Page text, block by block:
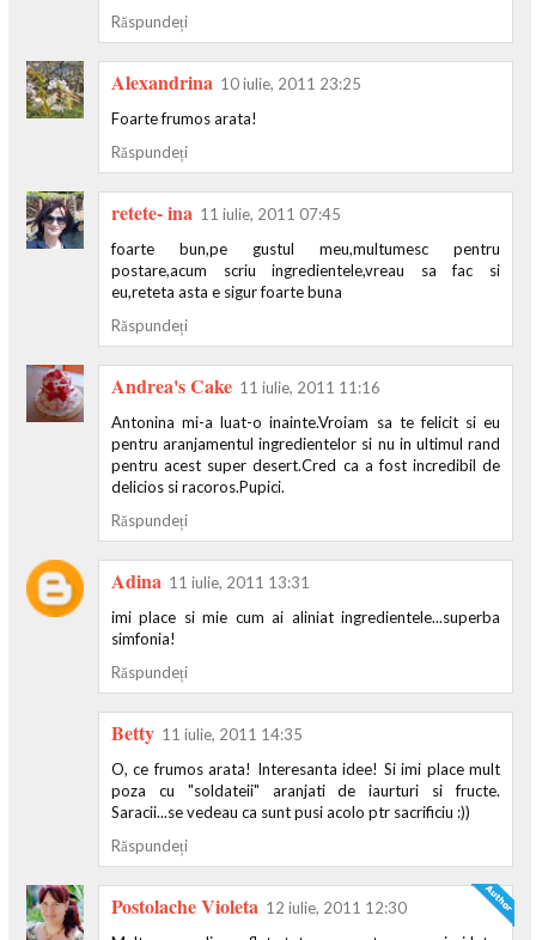
Răspundeți
Alexandrina 10 iulie, 2011 23:25
Foarte frumos arata!
Răspundeți
retete- ina 11 iulie, 2011 07:45
foarte bun,pe gustul meu,multumesc pentru
postare,acum scriu ingredientele,vreau sa fac si
eu,reteta asta e sigur foarte buna
Răspundeți
Andrea's Cake 11 iulie, 2011 11:16
Antonina mi-a luat-o inainte.Vroiam sa te felicit si eu
pentru aranjamentul ingredientelor si nu in ultimul rand
pentru acest super desert.Cred ca a fost incredibil de
delicios si racoros.Pupici.
Răspundeți
Adina 11 iulie, 2011 13:31
imi place si mie cum ai aliniat ingredientele...superba
simfonia!
Răspundeți
Betty 11 iulie, 2011 14:35
O, ce frumos arata! Interesanta idee! Si imi place mult
poza cu "soldateii" aranjati de iaurturi si fructe.
Saracii...se vedeau ca sunt pusi acolo ptr sacrificiu :))
Răspundeți
Postolache Violeta 12 iulie, 2011 12:30